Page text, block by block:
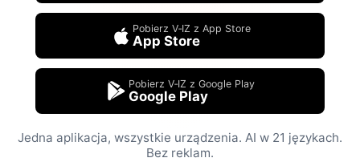
Pobierz V‑IZ z App Store
App Store
Pobierz V‑IZ z Google Play
Google Play
Jedna aplikacja, wszystkie urządzenia. AI w 21 językach.
Bez reklam.